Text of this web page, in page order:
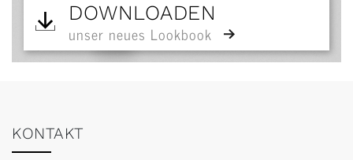
DOWNLOADEN
unser neues Lookbook
KONTAKT